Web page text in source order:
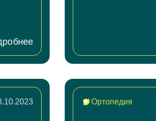
Ортопедия
Запись на
ФИО
Телефон